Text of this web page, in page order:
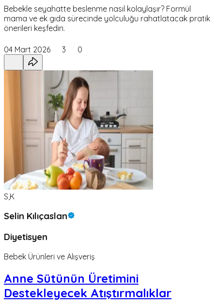
Bebekle seyahatte beslenme nasıl kolaylaşır? Formül
mama ve ek gıda sürecinde yolculuğu rahatlatacak pratik
önerileri keşfedin.
04 Mart 2026 3 0
S,K
Selin Kılıçaslan
Diyetisyen
Bebek Ürünleri ve Alışveriş
Anne Sütünün Üretimini
Destekleyecek Atıştırmalıklar